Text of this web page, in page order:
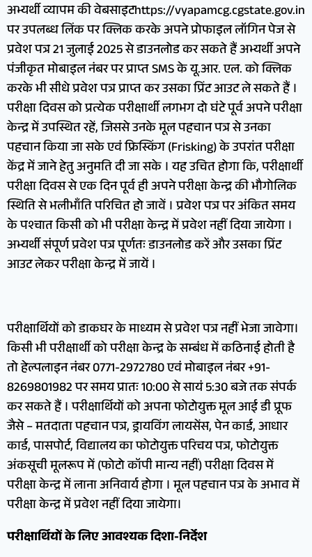
अभ्यर्थी व्यापम की वेबसाइटhttps://vyapamcg.cgstate.gov.in
पर उपलब्ध लिंक पर क्लिक करके अपने प्रोफाइल लॉगिन पेज से
प्रवेश पत्र 21 जुलाई 2025 से डाउनलोड कर सकते हैं अभ्यर्थी अपने
पंजीकृत मोबाइल नंबर पर प्राप्त SMS के यू.आर. एल. को क्लिक
करके भी सीधे प्रवेश पत्र प्राप्त कर उसका प्रिंट आउट ले सकते हैं ।
परीक्षा दिवस को प्रत्येक परीक्षार्थी लगभग दो घंटे पूर्व अपने परीक्षा
केन्द्र में उपस्थित रहें, जिससे उनके मूल पहचान पत्र से उनका
पहचान किया जा सके एवं फ्रिस्किंग (Frisking) के उपरांत परीक्षा
केंद्र में जाने हेतु अनुमति दी जा सके । यह उचित होगा कि, परीक्षार्थी
परीक्षा दिवस से एक दिन पूर्व ही अपने परीक्षा केन्द्र की भौगोलिक
स्थिति से भलीभाँति परिचित हो जावें । प्रवेश पत्र पर अंकित समय
के पश्चात किसी को भी परीक्षा केन्द्र में प्रवेश नहीं दिया जायेगा ।
अभ्यर्थी संपूर्ण प्रवेश पत्र पूर्णतः डाउनलोड करें और उसका प्रिंट
आउट लेकर परीक्षा केन्द्र में जायें ।
परीक्षार्थियों को डाकघर के माध्यम से प्रवेश पत्र नहीं भेजा जावेगा।
किसी भी परीक्षार्थी को परीक्षा केन्द्र के सम्बंध में कठिनाई होती है
तो हेल्पलाइन नंबर 0771-2972780 एवं मोबाइल नंबर +91-
8269801982 पर समय प्रातः 10:00 से सायं 5:30 बजे तक संपर्क
कर सकते हैं । परीक्षार्थियों को अपना फोटोयुक्त मूल आई डी प्रूफ
जैसे – मतदाता पहचान पत्र, ड्रायविंग लायसेंस, पेन कार्ड, आधार
कार्ड, पासपोर्ट, विद्यालय का फोटोयुक्त परिचय पत्र, फोटोयुक्त
अंकसूची मूलरूप में (फोटो कॉपी मान्य नहीं) परीक्षा दिवस में
परीक्षा केन्द्र में लाना अनिवार्य होगा । मूल पहचान पत्र के अभाव में
परीक्षा केन्द्र में प्रवेश नहीं दिया जायेगा।
परीक्षार्थियों के लिए आवश्यक दिशा-निर्देश